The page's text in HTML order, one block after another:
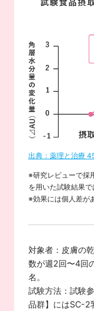
出典：薬理と治療
※研究レビューで採
を用いた試験結果で
※効果には個人差が
対象者：皮膚の
数が週2回〜4回
名。
試験方法：試験
品群】にはSC-2